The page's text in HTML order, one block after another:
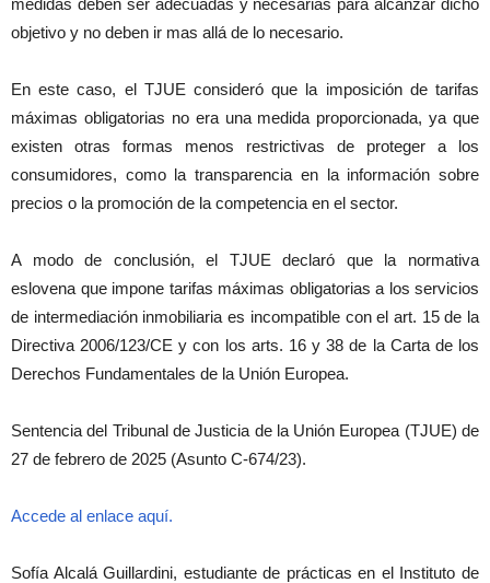
medidas deben ser adecuadas y necesarias para alcanzar dicho
objetivo y no deben ir mas allá de lo necesario.
En este caso, el TJUE consideró que la imposición de tarifas
máximas obligatorias no era una medida proporcionada, ya que
existen otras formas menos restrictivas de proteger a los
consumidores, como la transparencia en la información sobre
precios o la promoción de la competencia en el sector.
A modo de conclusión, el TJUE declaró que la normativa
eslovena que impone tarifas máximas obligatorias a los servicios
de intermediación inmobiliaria es incompatible con el art. 15 de la
Directiva 2006/123/CE y con los arts. 16 y 38 de la Carta de los
Derechos Fundamentales de la Unión Europea.
Sentencia del Tribunal de Justicia de la Unión Europea (TJUE) de
27 de febrero de 2025 (Asunto C-674/23).
Accede al enlace aquí.
Sofía Alcalá Guillardini, estudiante de prácticas en el Instituto de